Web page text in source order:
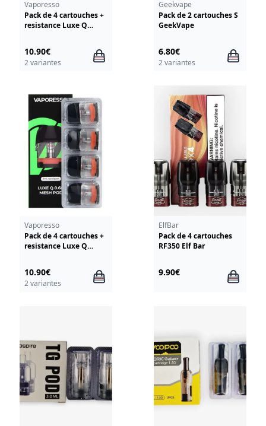
Vaporesso
Pack de 4 cartouches +
resistance Luxe Q
10.90€
2 variantes
Geekvape
Pack de 2 cartouches S
GeekVape
6.80€
2 variantes
Vaporesso
Pack de 4 cartouches +
resistance Luxe Q
10.90€
2 variantes
ElfBar
Pack de 4 cartouches
RF350 Elf Bar
9.90€